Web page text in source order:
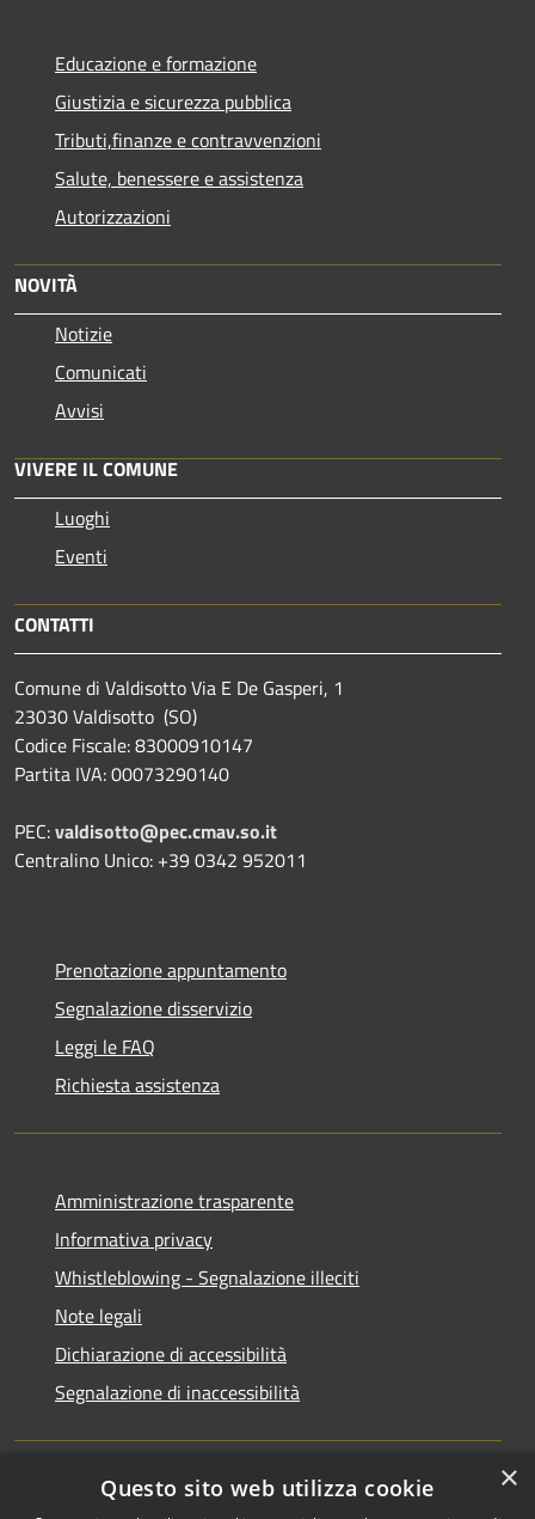
Educazione e formazione
Giustizia e sicurezza pubblica
Tributi,finanze e contravvenzioni
Salute, benessere e assistenza
Autorizzazioni
NOVITÀ
Notizie
Comunicati
Avvisi
VIVERE IL COMUNE
Luoghi
Eventi
CONTATTI
Comune di Valdisotto Via E De Gasperi, 1
23030 Valdisotto (SO)
Codice Fiscale: 83000910147
Partita IVA: 00073290140
PEC:valdisotto@pec.cmav.so.it
Centralino Unico: +39 0342 952011
Prenotazione appuntamento
Segnalazione disservizio
Leggi le FAQ
Richiesta assistenza
Amministrazione trasparente
Informativa privacy
Whistleblowing - Segnalazione illeciti
Note legali
Dichiarazione di accessibilità
Segnalazione di inaccessibilità
RSS Copyright © 2026 • Comune di
×
Questo sito web utilizza cookie